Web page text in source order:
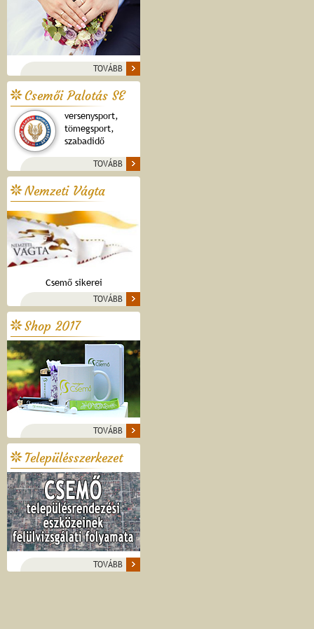
TOVÁBB
Csemői Palotás SE
versenysport,
tömegsport,
szabadidő
TOVÁBB
Nemzeti Vágta
Csemő sikerei
TOVÁBB
Shop 2017
TOVÁBB
Településszerkezet
TOVÁBB